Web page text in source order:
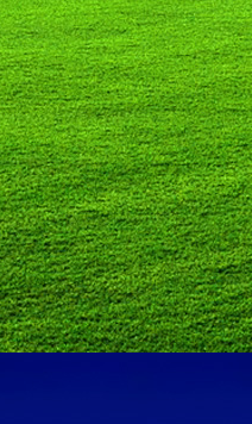
21. hét
Érzem, hogy egy külső termékenyítő
Megerősödve ad át önmagamnak
S érzem, hogy a csíra érlelődik,
És a sejtelem fénnyel telítve
Saját Énem erőihez bennem.
22. hét
A kozmikus messzeségekből fakadó
Nagy erővel bennünk él tovább:
A lélek belső fényévé válik,
És szellemi mélységekbe világít,
Hogy hozzon olyan gyümölcsöket,
Melyek a kozmikus Énből idővel
Emberi Énné érlelődnek.